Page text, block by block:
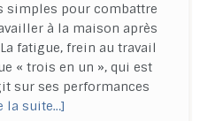
simples pour combattre
à la maison après
fatigue, frein au travail
« trois en un », qui est
sur ses performances
la suite…]